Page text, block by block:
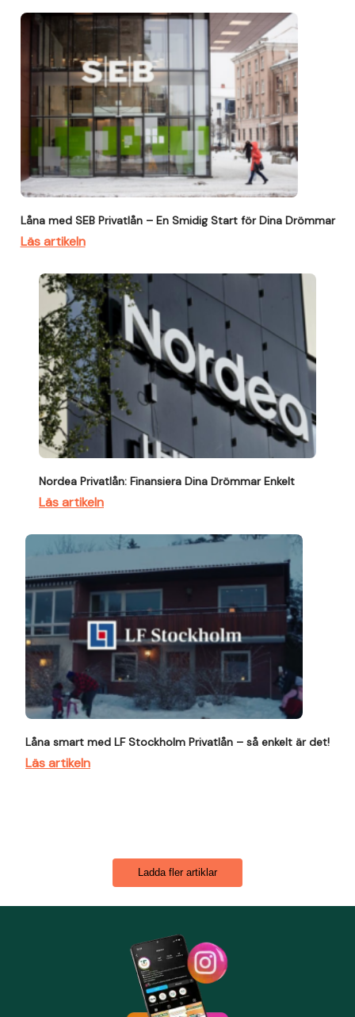
Låna med SEB Privatlån – En Smidig Start för Dina Drömmar
Läs artikeln
Nordea Privatlån: Finansiera Dina Drömmar Enkelt
Läs artikeln
Låna smart med LF Stockholm Privatlån – så enkelt är det!
Läs artikeln
Ladda fler artiklar